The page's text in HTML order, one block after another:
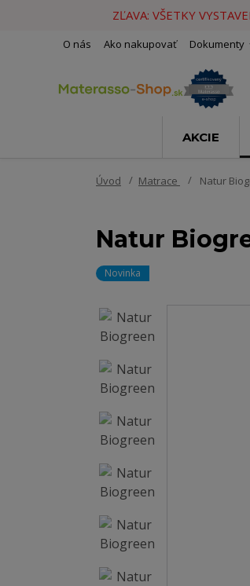
ZĽAVA: VŠETKY
O nás Ako nakupovať Dokumenty
AKCIE
Úvod Matrace Natur
Natur
Novinka